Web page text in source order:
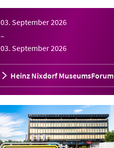
03. September 2026
–
03. September 2026
Heinz Nixdorf MuseumsForum